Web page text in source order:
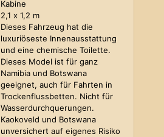
Kabine
2,1 x 1,2 m
Dieses Fahrzeug hat die
luxuriöseste Innenausstattung
und eine chemische Toilette.
Dieses Model ist für ganz
Namibia und Botswana
geeignet, auch für Fahrten in
Trockenflussbetten. Nicht für
Wasserdurchquerungen.
Kaokoveld und Botswana
unversichert auf eigenes Risiko